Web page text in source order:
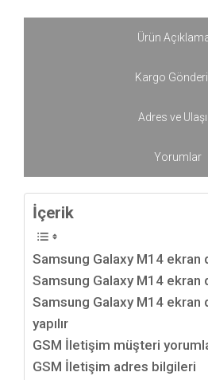
Ürün
Kargo
Adres ve
Yorumlar
İçerik
Samsung Galaxy M14 ekran
Samsung Galaxy M14 ekran
Samsung Galaxy M14 ekran
yapılır
GSM İletişim müşteri
GSM İletişim adres bilgileri